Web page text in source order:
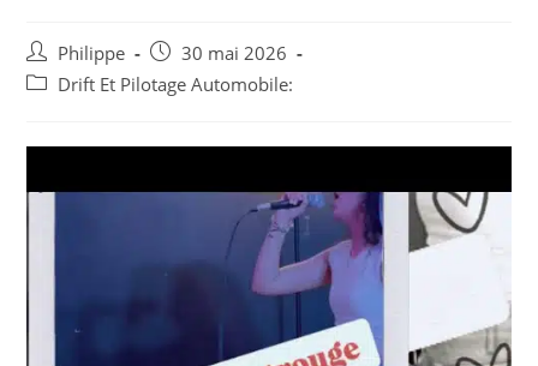
Auteur/autrice
de
Philippe
Post
published:
30 mai 2026
PostDrift Et Pilotage Automobile: